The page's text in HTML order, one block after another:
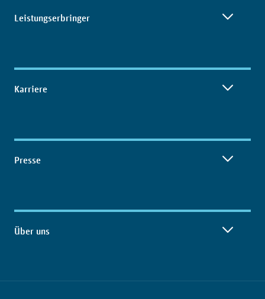
Leistungserbringer
Karriere
Presse
Über uns